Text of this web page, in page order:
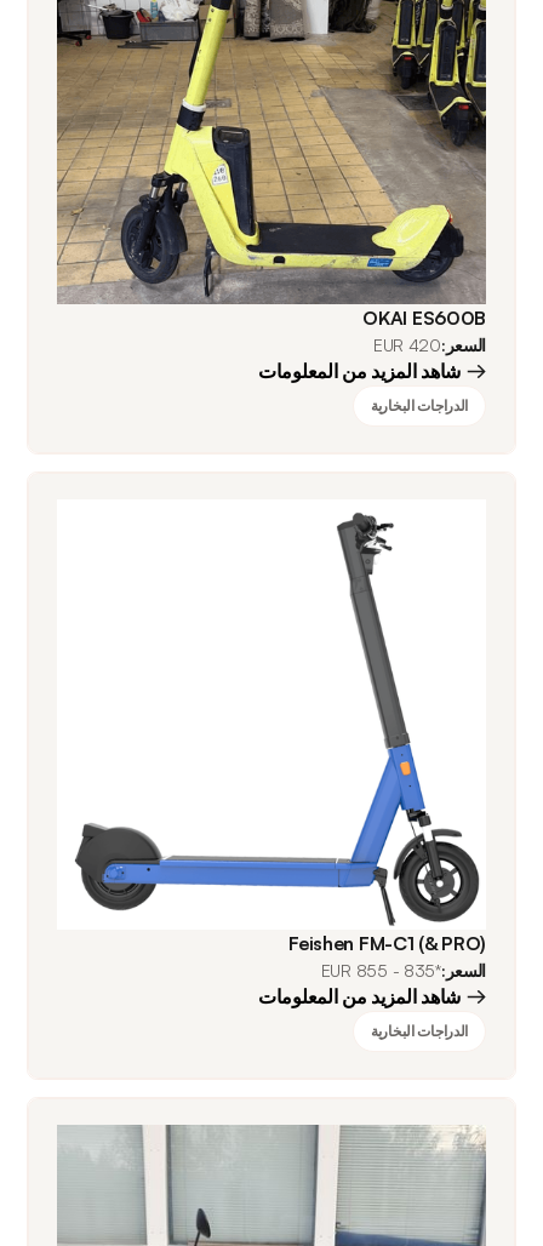
OKAI ES600B
السعر:420 EUR
شاهد المزيد من المعلومات
الدراجات البخارية
Feishen FM-C1 (& PRO)
السعر:*835 - 855 EUR
شاهد المزيد من المعلومات
الدراجات البخارية